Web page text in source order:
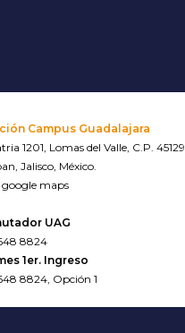
Campus Guadalajara
1201, Lomas del Valle, C.P. 45129
Jalisco, México.
google maps
UAG
8824
1er. Ingreso
8824, Opción 1